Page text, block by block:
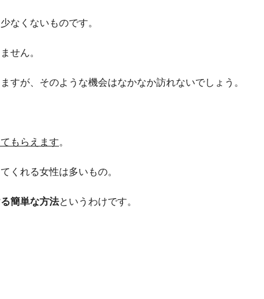
なくないものです。
せん。
すが、そのような機会はなかなか訪れないでしょう。
もらえます。
くれる女性は多いもの。
簡単な方法というわけです。